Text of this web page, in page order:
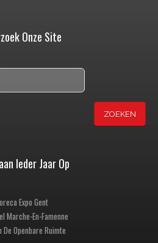
Onze Site
Ieder Jaar Op
Expo Gent
Marche-En-Famenne
De Openbare Ruimte